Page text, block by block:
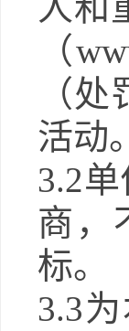
（
（
活动。
3.2
商，
标。
3.3